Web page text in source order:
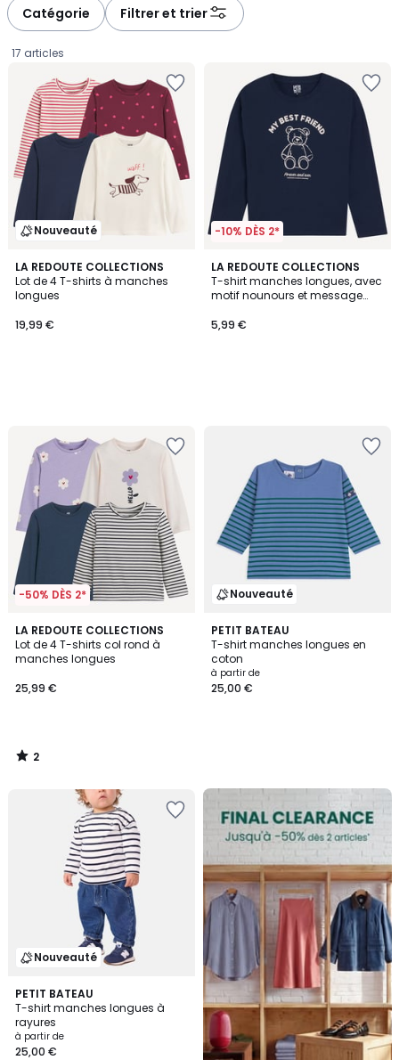
Catégorie Filtrer et trier
17 articles
Nouveauté
LA REDOUTE COLLECTIONS
Lot de 4 T-shirts à manches
longues
€.
19,99 €
-10% DÈS 2*
LA REDOUTE COLLECTIONS
T-shirt manches longues, avec
motif nounours et message
5,99 €
-50% DÈS 2*
LA REDOUTE COLLECTIONS
Lot de 4 T-shirts col rond à
manches longues
25,99 €
2
/
5
2
/
Nouveauté
PETIT BATEAU
T-shirt manches longues en
coton
à partir de
25,00 €
Nouveauté
PETIT BATEAU
T-shirt manches longues à
rayures
à partir de
25,00 €
FINAL
CLEARANCE